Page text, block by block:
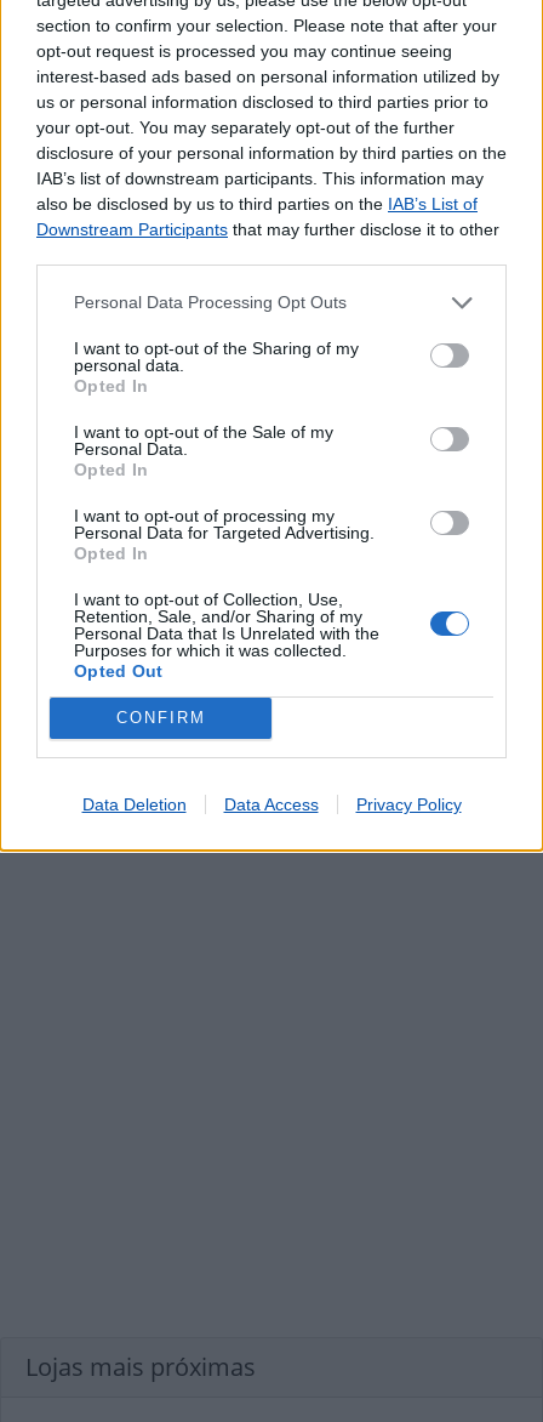
section to confirm your selection. Please note that after your
opt-out request is processed you may continue seeing
interest-based ads based on personal information utilized by
us or personal information disclosed to third parties prior to
your opt-out. You may separately opt-out of the further
disclosure of your personal information by third parties on the
IAB’s list of downstream participants. This information may
also be disclosed by us to third parties on the IAB’s List of
Downstream Participants that may further disclose it to other
Personal Data Processing Opt Outs
I want to opt-out of the Sharing of my
personal data.
Opted In
I want to opt-out of the Sale of my
Personal Data.
Opted In
I want to opt-out of processing my
Personal Data for Targeted Advertising.
Opted In
I want to opt-out of Collection, Use,
Retention, Sale, and/or Sharing of my
Personal Data that Is Unrelated with the
Purposes for which it was collected.
Opted Out
CONFIRM
Data Deletion Data Access Privacy Policy
Seguros Capitalização
Seguros Reais
Western Union
Outros Serviços
Bilhetes para Espetáculos
CDs e DVDs
Carregamento de Telemóveis
Cartão Jovem
Cartões para Telemóvel
Certificação de Fotocópias
Contratos EDP
Livros
Lotaria
Portabilidade UZO
Serviço de Fotocópias
Telegramas
Telemóveis UZO e Telefones Fixos
Validação de Documentos
Lojas mais próximas